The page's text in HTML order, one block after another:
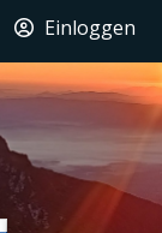
Einloggen